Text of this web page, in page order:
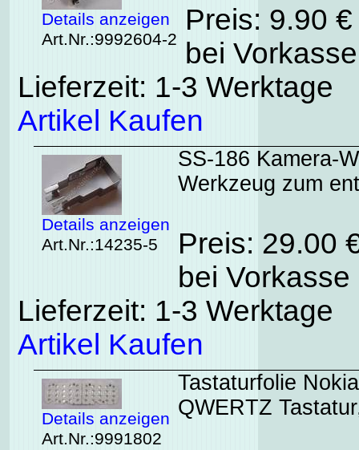
Details anzeigen
Art.Nr.:9992604-2
Preis: 9.90
bei
Lieferzeit: 1-3 Werktage
Artikel Kaufen
Details anzeigen
Art.Nr.:14235-5
SS-186 Kamera-
Werkzeug zum
Preis: 29.00
bei
Lieferzeit: 1-3 Werktage
Artikel Kaufen
Details anzeigen
Art.Nr.:9991802
Tastaturfolie
QWERTZ